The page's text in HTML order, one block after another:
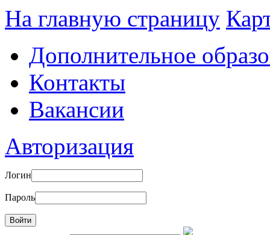
На главную страницу
Дополнительное
Контакты
Вакансии
Авторизация
Логин
Пароль
Войти